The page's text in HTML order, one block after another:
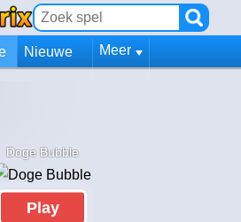
Nieuwe Meer
Doge Bubble
Play